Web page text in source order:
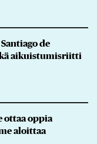
de
aikuistumisriitti
ottaa oppia
aloittaa